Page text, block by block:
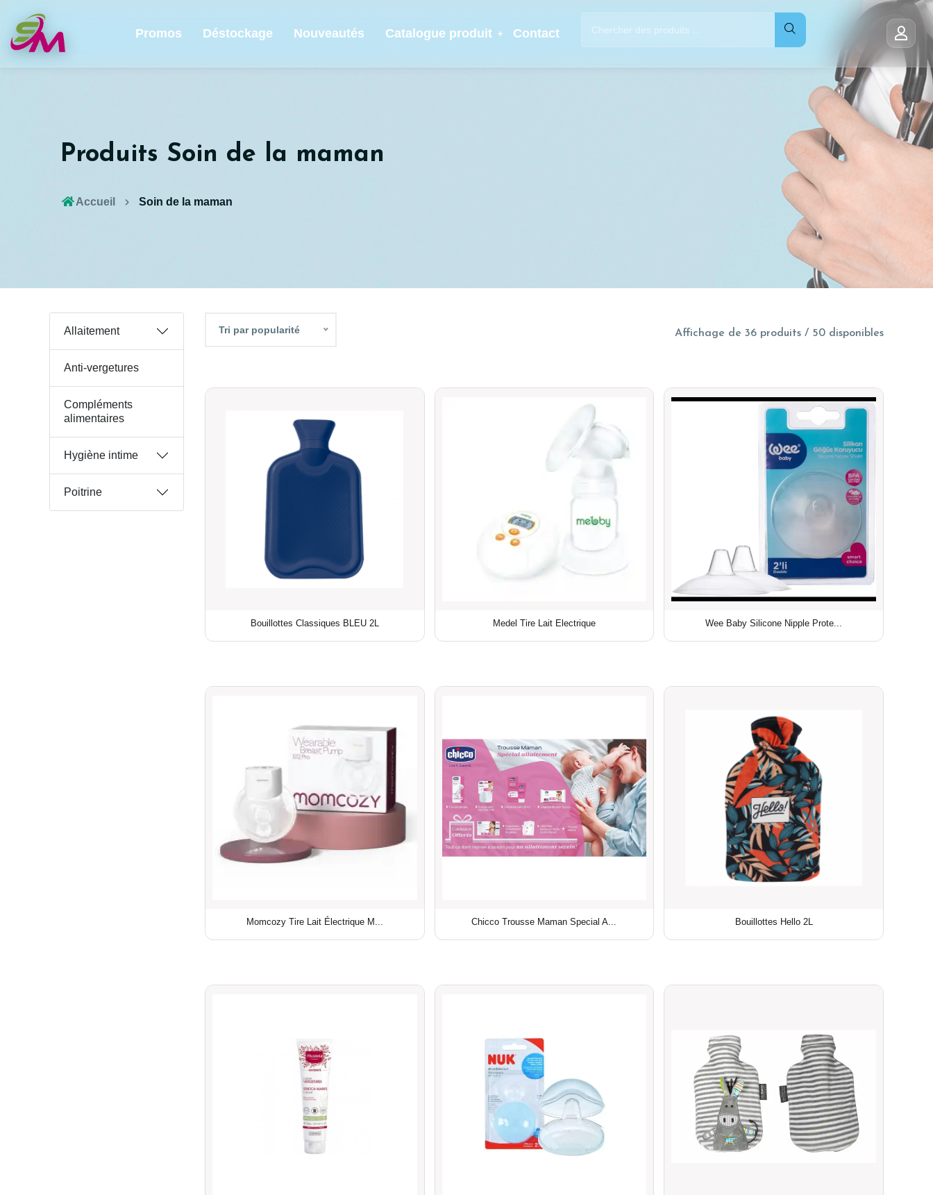
Promos Déstockage Nouveautés Catalogue produit Contact
Produits Soin de la maman
Accueil Soin de la maman
Allaitement
Anti-vergetures
Compléments
alimentaires
Hygiène intime
Poitrine
Tri par popularité Affichage de 36 produits / 50 disponibles
Bouillottes Classiques BLEU 2L Medel Tire Lait Electrique Wee Baby Silicone Nipple Prote...
Momcozy Tire Lait Électrique M... Chicco Trousse Maman Special A... Bouillottes Hello 2L